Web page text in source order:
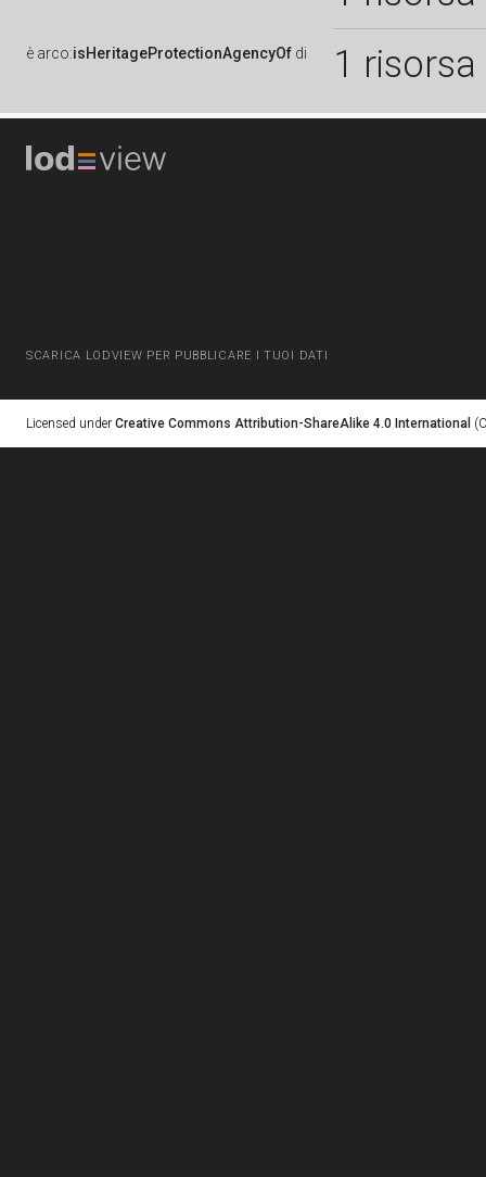
è arco:isHeritageProtectionAgencyOf di 1 risorsa
SCARICA LODVIEW PER PUBBLICARE I TUOI DATI
Licensed under Creative Commons Attribution-ShareAlike 4.0 International